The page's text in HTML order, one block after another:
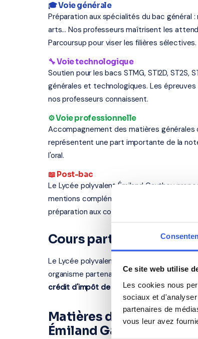
Ce site web utilise
Les cookies nous
sociaux et
partenaires de
vous leur avez
🎓 Voie générale
Préparation aux spécialités du bac général :
arts... Nos professeurs maîtrisent les
Parcoursup pour viser les filières sélectives.
🔧 Voie technologique
Soutien pour les bacs STMG, STI2D, ST2S,
générales et technologiques. Les
nos professeurs connaissent.
⚙️ Voie professionnelle
Accompagnement des matières générales
représentent une part importante de la
l'oral.
📖 Post-bac
Le Lycée polyvalent Émiland Gauthey
mentions complémentaires). Nos
préparation aux concours, renforcement en
Cours particuliers à
Le Lycée polyvalent Émiland Gauthey se
organisme partenaire certifié intervient à
crédit d'impôt de 50%sur les cours à
Matières disponibles
Émiland Gauthey